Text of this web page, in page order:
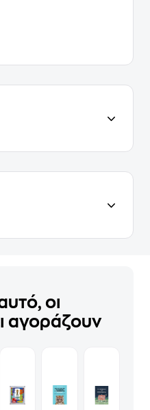
οι
αγοράζουν